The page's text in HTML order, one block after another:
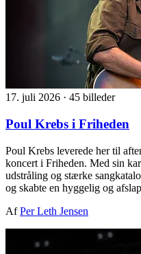
17. juli 2026 · 45 billeder
Poul Krebs i Friheden
Poul Krebs leverede her til
koncert i Friheden. Med sin
udstråling og stærke
og skabte en hyggelig og
AfPer Leth Jensen